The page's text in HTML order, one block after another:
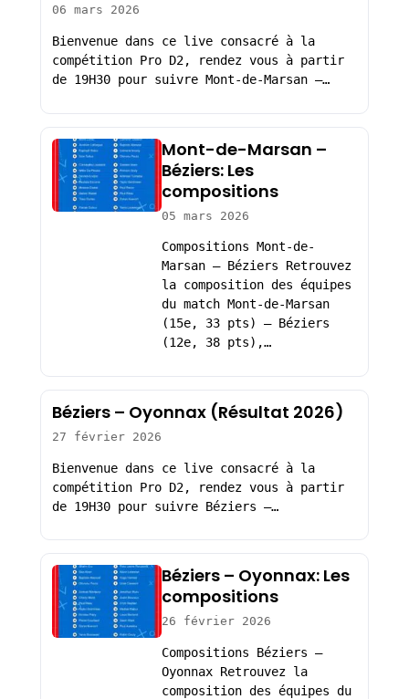
06 mars 2026
Bienvenue dans ce live consacré à la
compétition Pro D2, rendez vous à partir
de 19H30 pour suivre Mont-de-Marsan –…
Mont-de-Marsan –
Béziers: Les
compositions
05 mars 2026
Compositions Mont-de-
Marsan – Béziers Retrouvez
la composition des équipes
du match Mont-de-Marsan
(15e, 33 pts) – Béziers
(12e, 38 pts),…
Béziers – Oyonnax (Résultat 2026)
27 février 2026
Bienvenue dans ce live consacré à la
compétition Pro D2, rendez vous à partir
de 19H30 pour suivre Béziers –…
Béziers – Oyonnax: Les
compositions
26 février 2026
Compositions Béziers –
Oyonnax Retrouvez la
composition des équipes du